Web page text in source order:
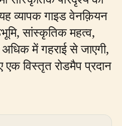
व्यापक गाइड वेनक़ियन
सांस्कृतिक महत्व,
में गहराई से जाएगी,
एक विस्तृत रोडमैप प्रदान